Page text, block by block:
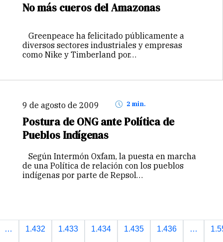
No más cueros del Amazonas
Greenpeace ha felicitado públicamente a
diversos sectores industriales y empresas
como Nike y Timberland por…
9 de agosto de 2009 2 min.
Postura de ONG ante Política de
Pueblos Indígenas
Según Intermón Oxfam, la puesta en marcha
de una Política de relación con los pueblos
indígenas por parte de Repsol…
… 1.432 1.433 1.434 1.435 1.436 …